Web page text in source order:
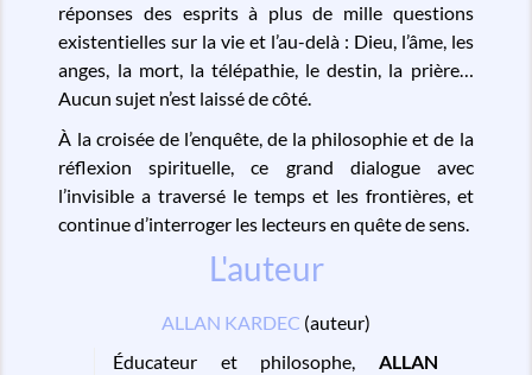
réponses des esprits à plus de mille questions
existentielles sur la vie et l’au-delà : Dieu, l’âme, les
anges, la mort, la télépathie, le destin, la prière…
Aucun sujet n’est laissé de côté.
À la croisée de l’enquête, de la philosophie et de la
réflexion spirituelle, ce grand dialogue avec
l’invisible a traversé le temps et les frontières, et
continue d’interroger les lecteurs en quête de sens.
L'auteur
ALLAN KARDEC (auteur)
Éducateur et philosophe, ALLAN